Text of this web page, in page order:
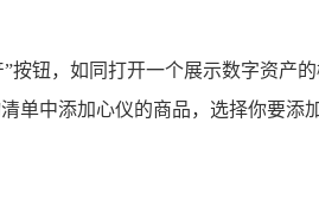
按钮，如同打开一个展示数字资产的
单中添加心仪的商品，选择你要添